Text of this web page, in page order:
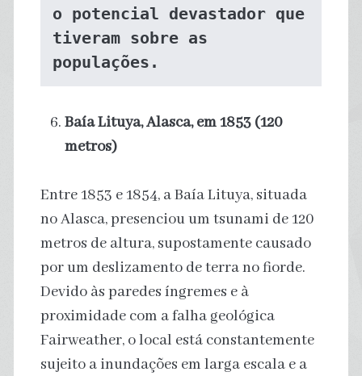
o potencial devastador que
tiveram sobre as
populações.
Baía Lituya, Alasca, em 1853 (120
metros)
Entre 1853 e 1854, a Baía Lituya, situada
no Alasca, presenciou um tsunami de 120
metros de altura, supostamente causado
por um deslizamento de terra no fiorde.
Devido às paredes íngremes e à
proximidade com a falha geológica
Fairweather, o local está constantemente
sujeito a inundações em larga escala e a